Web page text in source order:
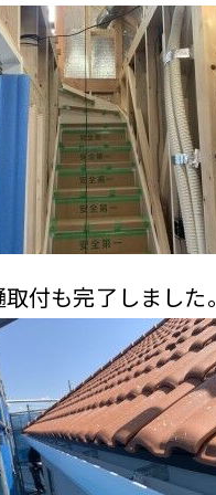
付も完了しました。